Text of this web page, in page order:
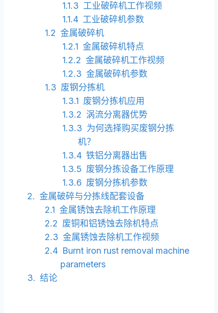
工业破碎机工作视频
工业破碎机参数
金属破碎机
金属破碎机特点
金属破碎机工作视频
金属破碎机参数
废钢分拣机
废钢分拣机应用
涡流分离器优势
为何选择购买废钢分拣
机？
铁铝分离器出售
废钢分拣设备工作原理
废钢分拣机参数
金属破碎与分拣线配套设备
金属锈蚀去除机工作原理
废铜和铝锈蚀去除机特点
金属锈蚀去除机工作视频
Burnt iron rust removal machine
parameters
结论